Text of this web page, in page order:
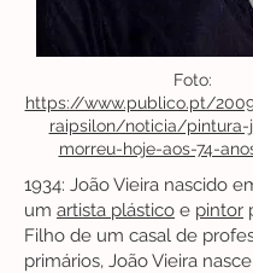
Foto:
https://www.publico.pt/
raipsilon/noticia/pintura-
morreu-hoje-aos-74-
1934: João Vieira nascido
um artista plástico e pintor
Filho de um casal de
primários, João Vieira nasce